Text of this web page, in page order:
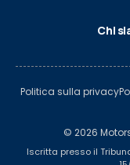
Chi
Politica sulla privacy
© 2026
Iscritta presso il